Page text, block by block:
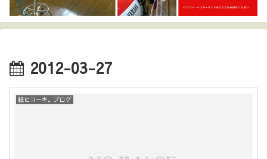
2012-03-27
紙ヒコーキ。ブログ